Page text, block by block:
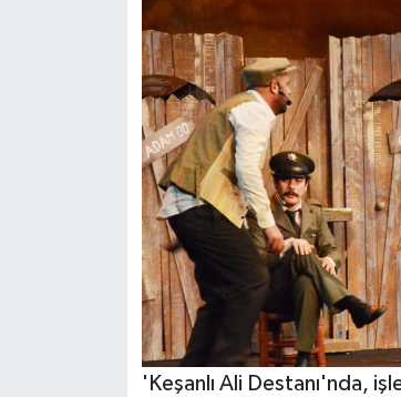
'Keşanlı Ali Destanı'nda,